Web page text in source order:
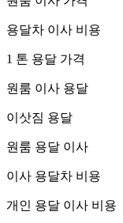
용달차 이사 비용
1 톤 용달 가격
원룸 이사 용달
이삿짐 용달
원룸 용달 이사
이사 용달차 비용
개인 용달 이사 비용